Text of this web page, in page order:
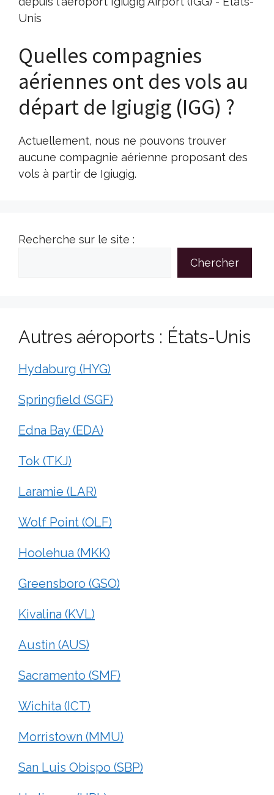
Unis
Quelles compagnies
aériennes ont des vols au
départ de Igiugig (IGG) ?
Actuellement, nous ne pouvons trouver
aucune compagnie aérienne proposant des
vols à partir de Igiugig.
Recherche sur le site :
Chercher
Autres aéroports : États-Unis
Hydaburg (HYG)
Springfield (SGF)
Edna Bay (EDA)
Tok (TKJ)
Laramie (LAR)
Wolf Point (OLF)
Hoolehua (MKK)
Greensboro (GSO)
Kivalina (KVL)
Austin (AUS)
Sacramento (SMF)
Wichita (ICT)
Morristown (MMU)
San Luis Obispo (SBP)